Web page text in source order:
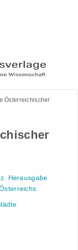
Österreichischer
Herausgabe